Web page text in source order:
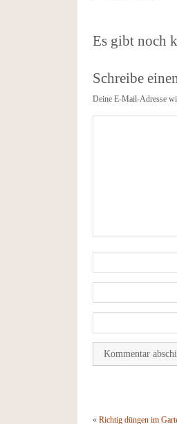
Es gibt noch
Schreibe
Deine E-Mail-Adresse
«Richtig düngen im